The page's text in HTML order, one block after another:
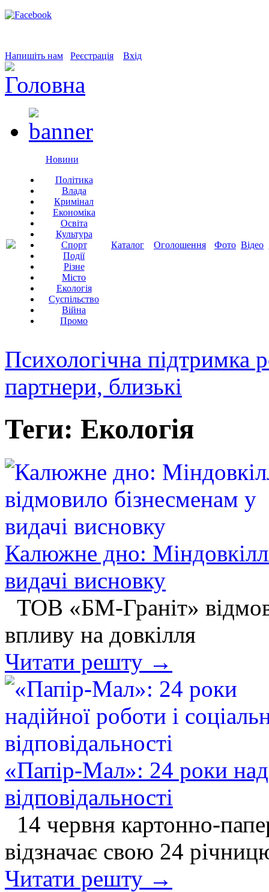
Напишіть нам Реєстрація Вхід
Новини
Політика
Влада
Кримінал
Економіка
Освіта
Культура
Спорт
Події
Різне
Місто
Екологія
Суспільство
Війна
Промо
Каталог Оголошення Фото Відео
Психологічна підтримка
партнери, близькі
Теги: Екологія
Калюжне дно:
видачі висновку
ТОВ «БМ-Граніт»
впливу на довкілля
Читати решту →
«Папір-Мал»: 24 роки
відповідальності
14 червня картонно-
відзначає свою 24
Читати решту →